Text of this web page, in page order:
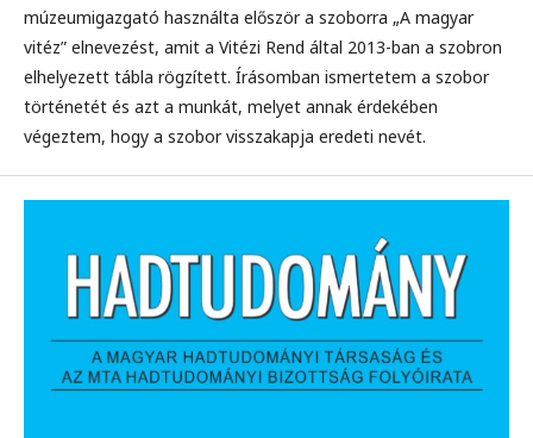
múzeumigazgató használta először a szoborra „A magyar
vitéz” elnevezést, amit a Vitézi Rend által 2013-ban a szobron
elhelyezett tábla rögzített. Írásomban ismertetem a szobor
történetét és azt a munkát, melyet annak érdekében
végeztem, hogy a szobor visszakapja eredeti nevét.